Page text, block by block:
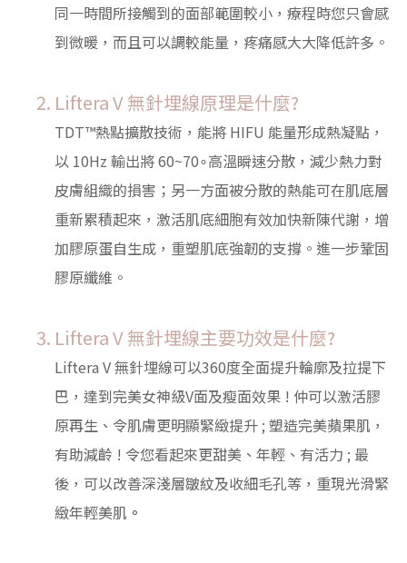
同一時間所接觸到的面部範圍較小，療程時您只會感
到微暖，而且可以調較能量，疼痛感大大降低許多。
Liftera V 無針埋線原理是什麼?
TDT™熱點擴散技術，能將 HIFU 能量形成熱凝點，
以 10Hz 輸出將 60~70∘高溫瞬速分散，減少熱力對
皮膚組織的損害；另一方面被分散的熱能可在肌底層
重新累積起來，激活肌底細胞有效加快新陳代謝，增
加膠原蛋自生成，重塑肌底強韌的支撐。進一步鞏固
膠原纖維。
Liftera V 無針埋線主要功效是什麼?
Liftera V 無針埋線可以360度全面提升輪廓及拉提下
巴，達到完美女神級V面及瘦面效果 ! 仲可以激活膠
原再生、令肌膚更明顯緊緻提升 ; 塑造完美蘋果肌，
有助減齡 ! 令您看起來更甜美、年輕、有活力 ; 最
後，可以改善深淺層皺紋及收細毛孔等，重現光滑緊
緻年輕美肌 。